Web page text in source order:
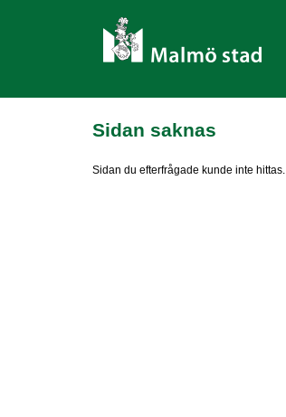
Sidan saknas
Sidan du efterfrågade kunde inte hittas.